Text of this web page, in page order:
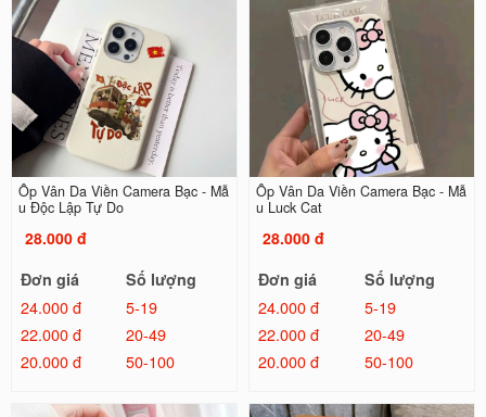
Ốp Vân Da Viền Camera Bạc - Mẫ
u Độc Lập Tự Do
28.000 đ
Đơn giá
Số lượng
24.000 đ
5-19
22.000 đ
20-49
20.000 đ
50-100
Ốp Vân Da Viền Camera Bạc - Mẫ
u Luck Cat
28.000 đ
Đơn giá
Số lượng
24.000 đ
5-19
22.000 đ
20-49
20.000 đ
50-100